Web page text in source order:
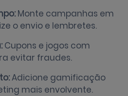
Monte campanhas em
o envio e lembretes.
Cupons e jogos com
evitar fraudes.
Adicione gamificação
mais envolvente.